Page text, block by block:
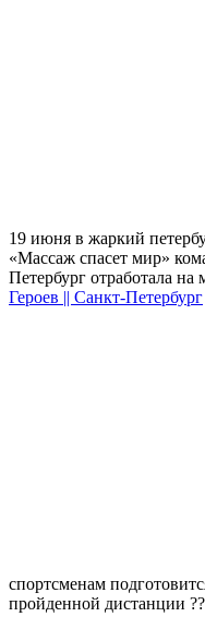
19 июня в жаркий
«Массаж спасет мир»
Петербург отработала
Героев || Санкт-Петербург
спортсменам
пройденной дистанции ??